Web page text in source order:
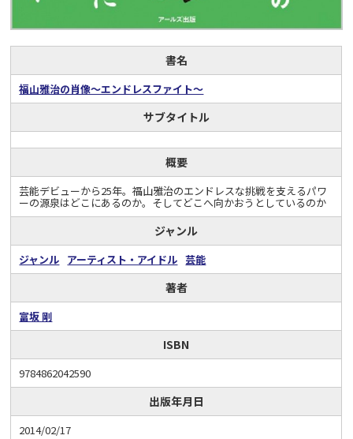
書名
福山雅治の肖像～エンドレスファイト～
サブタイトル
概要
芸能デビューから25年。福山雅治のエンドレスな挑戦を支えるパワ
ーの源泉はどこにあるのか。そしてどこへ向かおうとしているのか
ジャンル
ジャンル アーティスト・アイドル 芸能
著者
富坂 剛
ISBN
9784862042590
出版年月日
2014/02/17